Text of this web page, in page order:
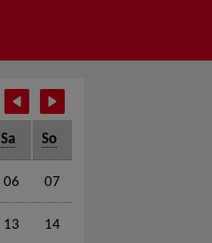
Sa So
06 07
13 14